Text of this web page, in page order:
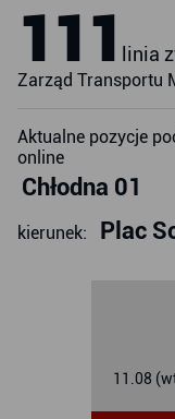
111 linia
Zarząd Transportu
Aktualne pozycje
online
Chłodna 01
kierunek: Plac
11.08